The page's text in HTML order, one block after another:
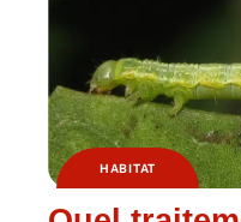
HABITAT